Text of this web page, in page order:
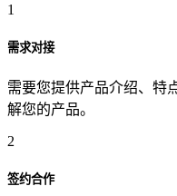
1
需求对接
需要您提供产品介绍、特
解您的产品。
2
签约合作